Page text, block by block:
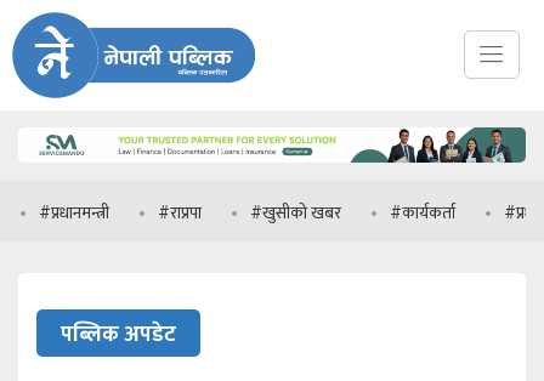
#राप्रपा #खुसीको खबर #कार्यकर्ता #प्रधानमन्त्री
पब्लिक अपडेट